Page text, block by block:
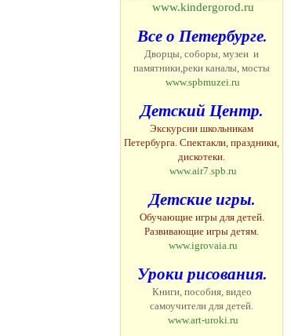
www.kindergorod.ru
Все о Петербурге.
Дворцы, соборы, музеи и
памятники,реки каналы, мосты
www.spbmuzei.ru
Детский Центр.
Экскурсии школьникам
Петербурга. Спектакли, праздники,
диcкотеки.
www.air7.spb.ru
Детские игры.
Обучающие игры для детей.
Развивающие игры детям.
www.igrovaia.ru
Уроки рисования.
Книги, пособия, видео
самоучители для детей.
www.art-uroki.ru